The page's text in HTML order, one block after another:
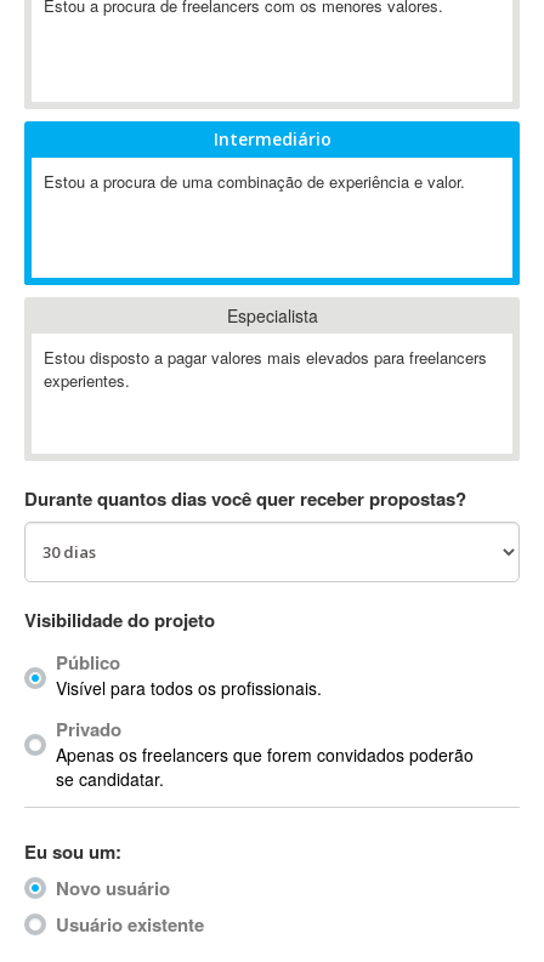
ABAP
Abaqus
ABBYY FineReader
Ableton
Ableton Push
Abstract
AC3
ACID Pro
ACPI
Acrobat
Acrobat X
Acronis
ACT
Actimize
ActionScript
ActionScript 3
Estou a procura de freelancers com os menores valores.
Intermediário
Estou a procura de uma combinação de experiência e valor.
Especialista
Estou disposto a pagar valores mais elevados para freelancers
experientes.
Durante quantos dias você quer receber propostas?
Visibilidade do projeto
Público
Visível para todos os profissionais.
Privado
Apenas os freelancers que forem convidados poderão
se candidatar.
Eu sou um:
Novo usuário
Usuário existente